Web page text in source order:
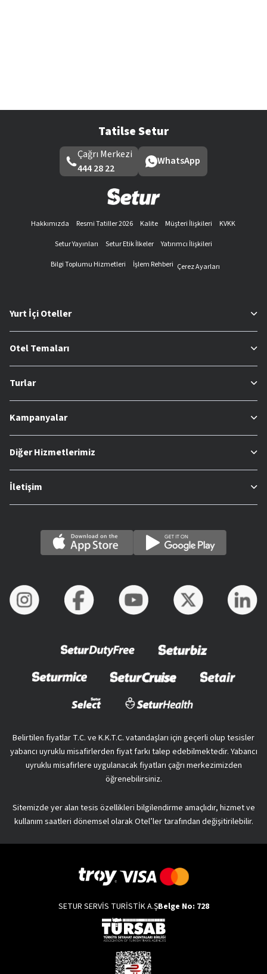
Tatilse Setur
Çağrı Merkezi
444 28 22
WhatsApp
Hakkımızda Resmi Tatiller 2026 Kalite Müşteri İlişkileri
KVKK
Setur Yayınları
Setur Etik İlkeler
Yatırımcı İlişkileri
Bilgi Toplumu Hizmetleri
İşlem Rehberi Çerez Ayarları
Yurt İçi Oteller
Otel Temaları
Turlar
Kampanyalar
Diğer Hizmetlerimiz
İletişim
Belirtilen fiyatlar T.C. ve K.K.T.C. vatandaşları için geçerli olup tesisler
yabancı uyruklu misafirlerden fiyat farkı talep edebilmektedir. Yabancı
uyruklu misafirlere uygulanacak fiyatları çağrı merkezimizden
öğrenebilirsiniz.
Sitemizde yer alan tesis özellikleri bilgilendirme amaçlıdır, hizmet ve
kullanım saatleri dönemsel olarak Otel’ler tarafından değişitirilebilir.
SETUR SERVİS TURİSTİK A.ŞBelge No: 728